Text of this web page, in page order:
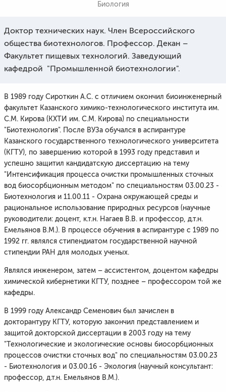
Биология
Доктор технических наук. Член Всероссийского
общества биотехнологов. Профессор. Декан –
Факультет пищевых технологий. Заведующий
кафедрой "Промышленной биотехнологии".
В 1989 году Сироткин А.С. с отличием окончил биоинженерный
факультет Казанского химико-технологического института им.
С.М. Кирова (КХТИ им. С.М. Кирова) по специальности
"Биотехнология". После ВУЗа обучался в аспирантуре
Казанского государственного технологического университета
(КГТУ), по завершению которой в 1993 году представил и
успешно защитил кандидатскую диссертацию на тему
"Интенсификация процесса очистки промышленных сточных
вод биосорбционным методом" по специальностям 03.00.23 -
Биотехнология и 11.00.11 - Охрана окружающей среды и
рациональное использование природных ресурсов (научные
руководители: доцент, к.т.н. Нагаев В.В. и профессор, д.т.н.
Емельянов В.М.). В процессе обучения в аспирантуре с 1989 по
1992 гг. являлся стипендиатом государственной научной
стипендии РАН для молодых ученых.
Являлся инженером, затем – ассистентом, доцентом кафедры
химической кибернетики КГТУ, позднее – профессором той же
кафедры.
В 1999 году Александр Семенович был зачислен в
докторантуру КГТУ, которую закончил представлением и
защитой докторской диссертации в 2003 году на тему
"Технологические и экологические основы биосорбционных
процессов очистки сточных вод" по специальностям 03.00.23
- Биотехнология и 03.00.16 - Экология (научный консультант:
профессор, д.т.н. Емельянов В.М.).